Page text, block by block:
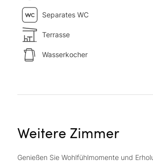
Separates WC
Terrasse
Wasserkocher
Weitere Zimmer
Genießen Sie Wohlfühlmomente und